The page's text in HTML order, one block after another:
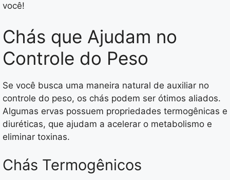
você!
Chás que Ajudam no
Controle do Peso
Se você busca uma maneira natural de auxiliar no
controle do peso, os chás podem ser ótimos aliados.
Algumas ervas possuem propriedades termogênicas e
diuréticas, que ajudam a acelerar o metabolismo e
eliminar toxinas.
Chás Termogênicos